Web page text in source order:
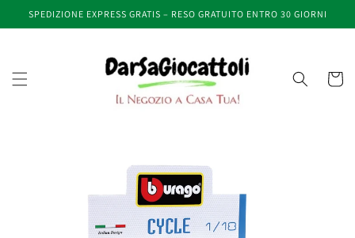
direttamente
ai contenuti
SPEDIZIONE EXPRESS GRATIS – RESO GRATUITO ENTRO 30 GIORNI
Carrello